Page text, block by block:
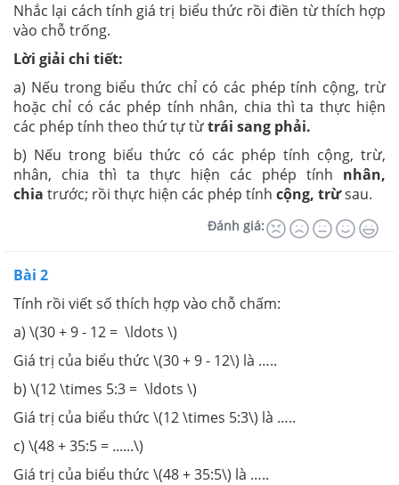
Nhắc lại cách tính giá trị biểu thức rồi điền từ thích hợp
vào chỗ trống.
Lời giải chi tiết:
a) Nếu trong biểu thức chỉ có các phép tính cộng, trừ
hoặc chỉ có các phép tính nhân, chia thì ta thực hiện
các phép tính theo thứ tự từtrái sang phải.
b) Nếu trong biểu thức có các phép tính cộng, trừ,
nhân, chia thì ta thực hiện các phép tính nhân,
chia trước; rồi thực hiện các phép tính cộng, trừsau.
Đánh giá:
Bài 2
Tính rồi viết số thích hợp vào chỗ chấm:
a) \(30 + 9 - 12 = \ldots \)
Giá trị của biểu thức \(30 + 9 - 12\) là …..
b) \(12 \times 5:3 = \ldots \)
Giá trị của biểu thức \(12 \times 5:3\) là …..
c) \(48 + 35:5 = ......\)
Giá trị của biểu thức \(48 + 35:5\) là …..